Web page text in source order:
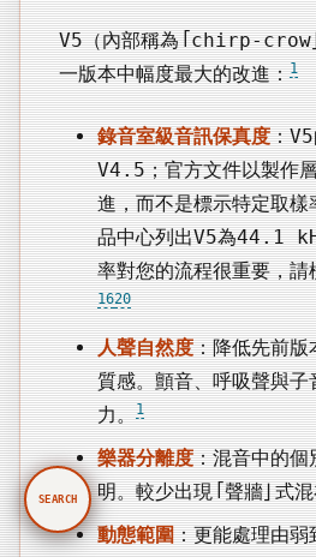
SEARCH
V5（內部稱為「chirp-crow
一版本中幅度最大的改進：1
錄音室級音訊保真度：
V4.5；官方文件以製作
進，而不是標示特定取
品中心列出V5為44.1
率對您的流程很重要，請
1620
人聲自然度：降低先前版
質感。顫音、呼吸聲與子
力。1
樂器分離度：混音中的個
明。較少出現「聲牆」式
動態範圍：更能處理由弱